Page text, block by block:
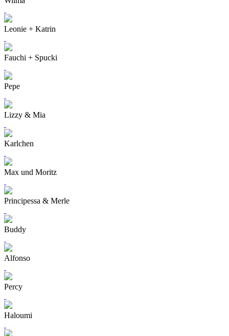
Leonie + Katrin
Fauchi + Spucki
Pepe
Lizzy & Mia
Karlchen
Max und Moritz
Principessa & Merle
Buddy
Alfonso
Percy
Haloumi